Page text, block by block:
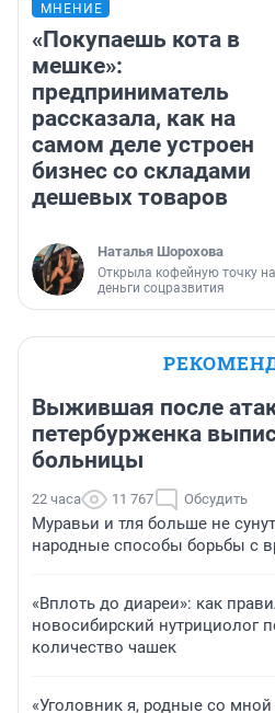
МНЕНИЕ
«Покупаешь кота в
мешке»:
предприниматель
рассказала, как на
самом деле устроен
бизнес со складами
дешевых товаров
Наталья Шорохова
Открыла кофейную точку на
деньги соцразвития
Выжившая после
петербурженка
больницы
22 часа 11 767 Обсудить
Муравьи и тля больше не
народные способы борьбы с
«Вплоть до диареи»: как
новосибирский нутрициолог
количество чашек
«Уголовник я, родные со